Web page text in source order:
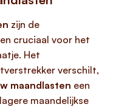
zijn de
cruciaal voor het
Het
verschilt,
maandlasten een
maandelijkse